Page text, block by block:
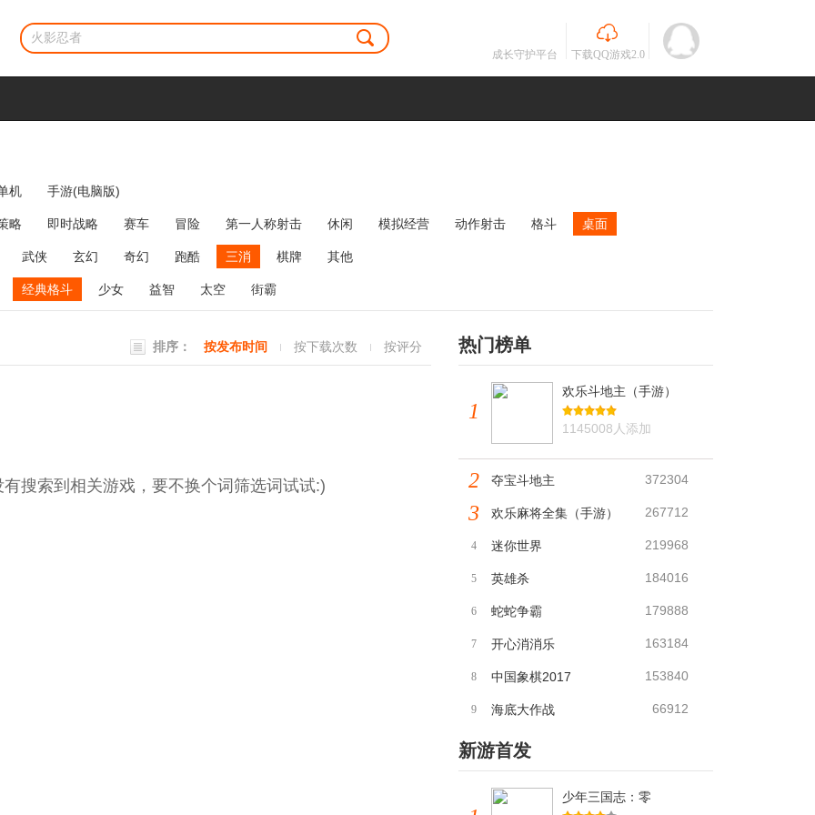
成长守护平台 下载QQ游戏2.0
机 手游(电脑版)
略 即时战略 赛车 冒险 第一人称射击 休闲 模拟经营 动作射击 格斗
桌面
牌类
麻将 网络游戏 弹幕射击 策略塔防
武侠 玄幻 奇幻 跑酷 三消 棋牌 其他
经典格斗 少女 益智 太空 街霸
排序： 按发布时间 按下载次数 按评分
搜索到相关游戏，要不换个词筛选词试试:)
热门榜单
1
欢乐斗地主（手游）
1145008人添加
2 夺宝斗地主 372304
3 欢乐麻将全集（手游） 267712
4 迷你世界 219968
5 英雄杀 184016
6 蛇蛇争霸 179888
7 开心消消乐 163184
8 中国象棋2017 153840
9 海底大作战 66912
新游首发
少年三国志：零